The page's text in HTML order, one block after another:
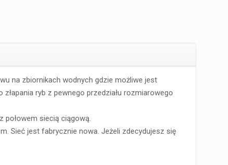
na zbiornikach wodnych gdzie możliwe jest
ryb z pewnego przedziału rozmiarowego
połowem siecią ciągową.
Sieć jest fabrycznie nowa. Jeżeli zdecydujesz się